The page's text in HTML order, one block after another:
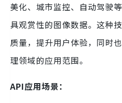
美化、城市监控、自动驾驶
具观赏性的图像数据。这种
质量，提升用户体验，同时
理领域的应用范围。
API应用场景：